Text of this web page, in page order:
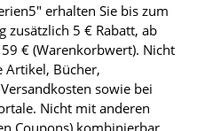
erhalten Sie bis zum
zusätzlich 5 € Rabatt, ab
€ (Warenkorbwert). Nicht
Artikel, Bücher,
sowie bei
Nicht mit anderen
Coupons) kombinierbar